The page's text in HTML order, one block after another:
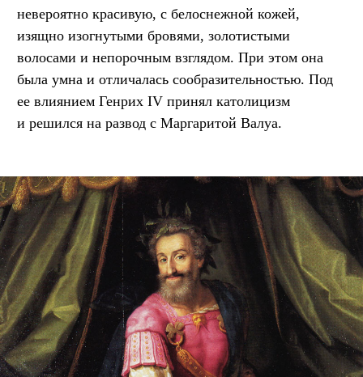
невероятно красивую, с белоснежной кожей,
изящно изогнутыми бровями, золотистыми
волосами и непорочным взглядом. При этом она
была умна и отличалась сообразительностью. Под
ее влиянием Генрих IV принял католицизм
и решился на развод с Маргаритой Валуа.